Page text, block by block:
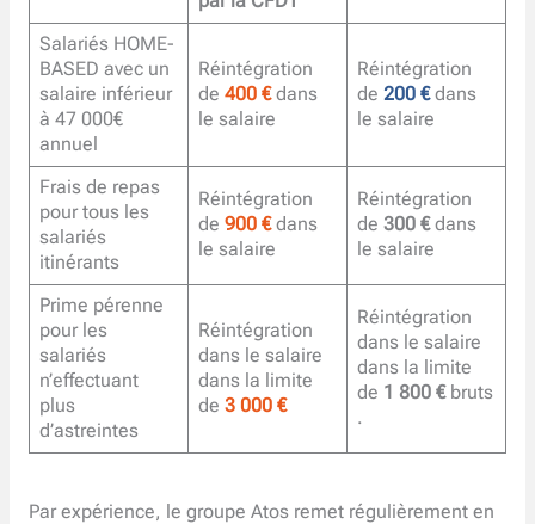
Salariés HOME-
BASED avec un
salaire inférieur
à 47 000€
annuel
Réintégration
de 400 €dans
le salaire
Réintégration
de 200 € dans
le salaire
Frais de repas
pour tous les
salariés
itinérants
Réintégration
de 900 €dans
le salaire
Réintégration
de 300 €dans
le salaire
Prime pérenne
pour les
salariés
n’effectuant
plus
d’astreintes
Réintégration
dans le salaire
dans la limite
de 3 000 €
Réintégration
dans le salaire
dans la limite
de 1 800 €bruts
.
Par expérience, le groupe Atos remet régulièrement en